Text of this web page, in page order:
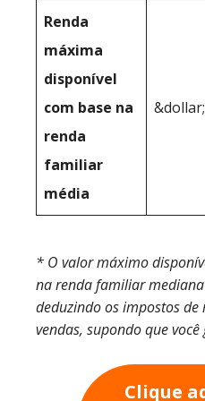
Renda
máxima
disponível
com base na
renda
familiar
média
* O valor máximo
na renda familiar mediana
deduzindo os impostos
vendas, supondo que
Clique